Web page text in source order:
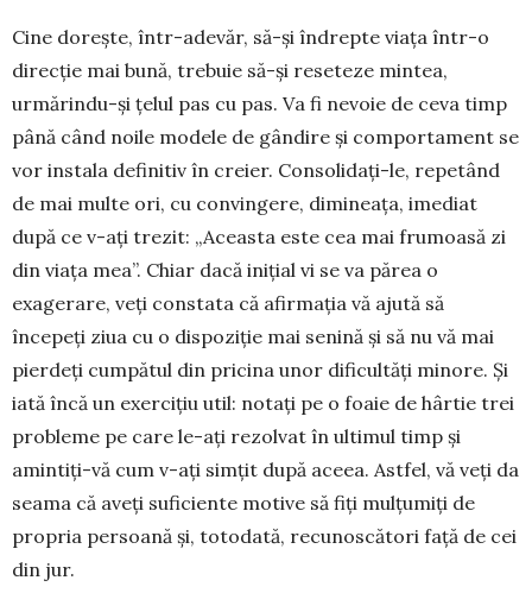
Cine dorește, într-adevăr, să-și îndrepte viața într-o
direcție mai bună, trebuie să-și reseteze min­tea,
urmărindu-și țelul pas cu pas. Va fi nevoie de ceva timp
până când noile modele de gândire și comportament se
vor instala definitiv în creier. Consolidați-le, repetând
de mai multe ori, cu con­vingere, dimineața, imediat
după ce v-ați trezit: „Aceasta este cea mai frumoasă zi
din viața mea”. Chiar dacă inițial vi se va părea o
exagerare, veți constata că afirmația vă ajută să
începeți ziua cu o dispoziție mai senină și să nu vă mai
pierdeți cum­pătul din pricina unor dificultăți minore. Și
iată încă un exercițiu util: notați pe o foaie de hârtie trei
probleme pe care le-ați rezolvat în ultimul timp și
amintiți-vă cum v-ați simțit după aceea. Astfel, vă veți da
seama că aveți suficiente motive să fiți mulțumiți de
propria persoană și, totodată, recunoscători față de cei
din jur.